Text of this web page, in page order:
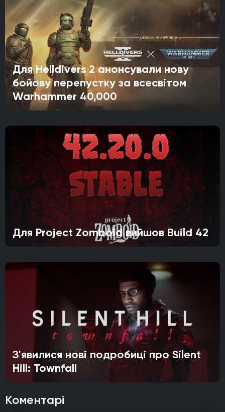
Для Helldivers 2 анонсували нову
бойову перепустку за всесвітом
Warhammer 40,000
Для Project Zomboid вийшов Build 42
З'явилися нові подробиці про Silent
Hill: Townfall
Коментарі